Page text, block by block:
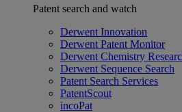
Patent search and watch
Derwent Innovation
Derwent Patent Monitor
Derwent Chemistry
Derwent Sequence Search
Patent Search Services
PatentScout
incoPat